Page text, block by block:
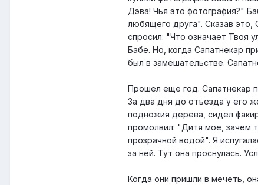
Дэва! Чья это фотография?"
любящего друга". Сказав это,
спросил: "Что означает Твоя
Бабе. Но, когда Сапатнекар
был в замешательстве.
Прошел еще год. Сапатнекар
За два дня до отъезда у его
подножия дерева, сидел
промолвил: "Дитя мое, зачем
прозрачной водой". Я
за ней. Тут она проснулась.
Когда они пришли в мечеть,